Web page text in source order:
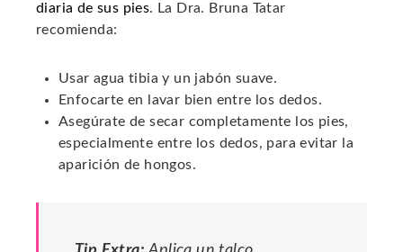
diaria de sus pies. La Dra. Bruna Tatar
recomienda:
Usar agua tibia y un jabón suave.
Enfocarte en lavar bien entre los dedos.
Asegúrate de secar completamente los pies,
especialmente entre los dedos, para evitar la
aparición de hongos.